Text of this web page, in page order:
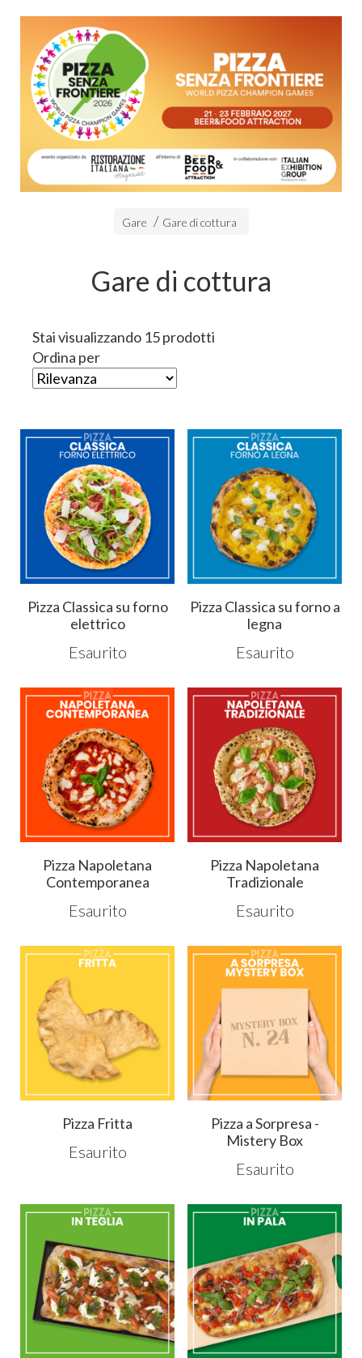
Gare Gare di cottura
Gare di cottura
Stai visualizzando 15 prodotti
Ordina per
Pizza Classica su forno
elettrico
Esaurito
Pizza Classica su forno a
legna
Esaurito
Pizza Napoletana
Contemporanea
Esaurito
Pizza Napoletana
Tradizionale
Esaurito
Pizza Fritta
Esaurito
Pizza a Sorpresa -
Mistery Box
Esaurito